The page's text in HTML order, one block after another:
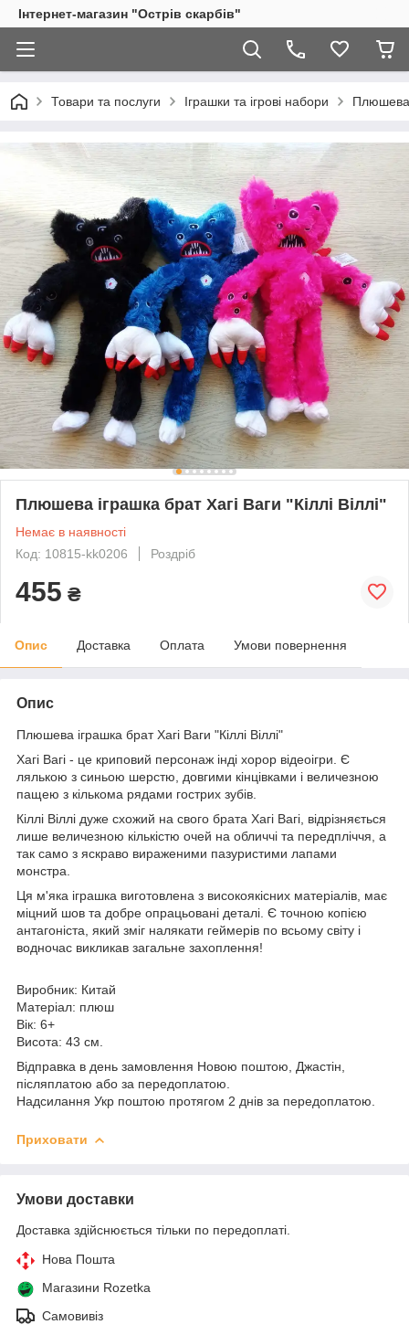
Інтернет-магазин "Острів скарбів"
Товари та послуги Іграшки та ігрові набори Плюшева
Плюшева іграшка брат Хагі Ваги "Кіллі Віллі"
Немає в наявності
Код: 10815-kk0206
Роздріб
455 ₴
Опис Доставка Оплата Умови повернення
Опис
Плюшева іграшка брат Хагі Ваги "Кіллі Віллі"
Хагі Вагі - це криповий персонаж інді хорор відеоігри. Є
лялькою з синьою шерстю, довгими кінцівками і величезною
пащею з кількома рядами гострих зубів.
Кіллі Віллі дуже схожий на свого брата Хагі Вагі, відрізняється
лише величезною кількістю очей на обличчі та передпліччя, а
так само з яскраво вираженими пазуристими лапами
монстра.
Ця м'яка іграшка виготовлена ​​з високоякісних матеріалів, має
міцний шов та добре опрацьовані деталі. Є точною копією
антагоніста, який зміг налякати геймерів по всьому світу і
водночас викликав загальне захоплення!
Виробник: Китай
Матеріал: плюш
Вік: 6+
Висота: 43 см.
Відправка в день замовлення Новою поштою, Джастін,
післяплатою або за передоплатою.
Надсилання Укр поштою протягом 2 днів за передоплатою.
Приховати
Умови доставки
Доставка здійснюється тільки по передоплаті.
Нова Пошта
Магазини Rozetka
Самовивіз